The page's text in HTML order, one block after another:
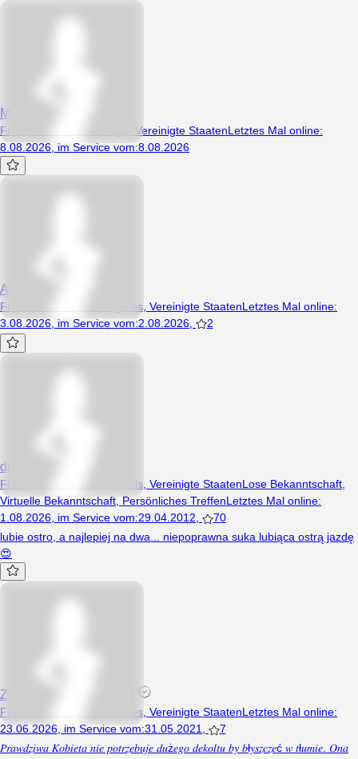
Meema
Frau, 42 Jahre, Calistoga, Vereinigte StaatenLetztes Mal online:
8.08.2026 im Service vom:8.08.2026
Ajjh
Frau, 55 Jahre, Los Angeles, Vereinigte StaatenLetztes Mal online:
3.08.2026 im Service vom:2.08.2026 2
dreamnight
Frau, 36 Jahre, Beverly Hills, Vereinigte StaatenLose Bekanntschaft
Virtuelle Bekanntschaft Persönliches TreffenLetztes Mal online:
1.08.2026 im Service vom:29.04.2012
70
lubie ostro, a najlepiej na dwa... niepoprawna suka lubiąca ostrą jazdę
😍
Zwariowana123456789
Frau, 36 Jahre, Los Angeles, Vereinigte StaatenLetztes Mal online:
23.06.2026, im Service vom:31.05.2021,
7
𝑃𝑟𝑎𝑤𝑑𝑧𝑖𝑤𝑎 𝐾𝑜𝑏𝑖𝑒𝑡𝑎 𝑛𝑖𝑒 𝑝𝑜𝑡𝑟𝑧𝑒𝑏𝑢𝑗𝑒 𝑑𝑢ż𝑒𝑔𝑜 𝑑𝑒𝑘𝑜𝑙𝑡𝑢 𝑏𝑦 𝑏ł𝑦𝑠𝑧𝑐𝑧𝑒ć 𝑤 𝑡ł𝑢𝑚𝑖𝑒. 𝑂𝑛𝑎